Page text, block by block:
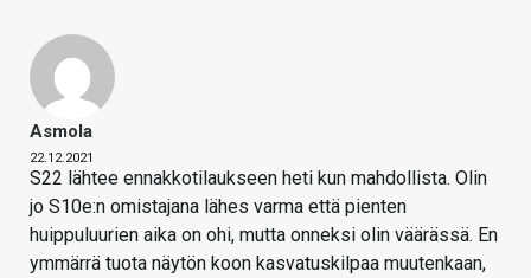
Asmola
22.12.2021
S22 lähtee ennakkotilaukseen heti kun mahdollista. Olin
jo S10e:n omistajana lähes varma että pienten
huippuluurien aika on ohi, mutta onneksi olin väärässä. En
ymmärrä tuota näytön koon kasvatuskilpaa muutenkaan,